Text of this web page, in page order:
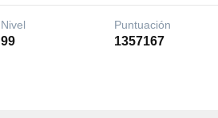
Nivel
99
Puntuación
1357167